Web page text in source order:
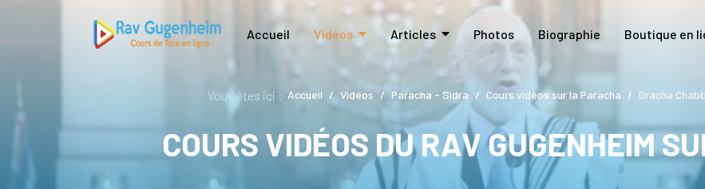
Accueil Vidéos Articles Photos Biographie Boutique en
Vous êtes ici : Accueil Vidéos Paracha - Sidra Cours vidéos sur la Paracha Dracha
COURS VIDÉOS DU RAV GUGENHEIM